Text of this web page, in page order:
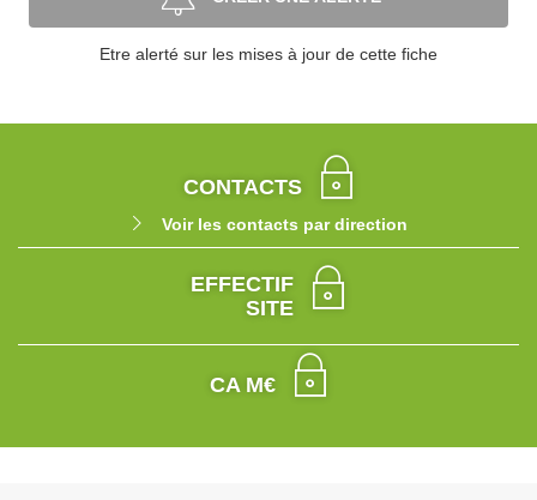
Etre alerté sur les mises à jour de cette fiche
CONTACTS
Voir les contacts par direction
EFFECTIF
SITE
CA M€